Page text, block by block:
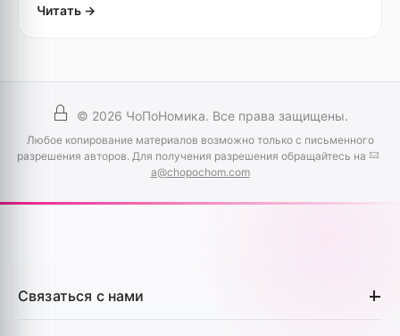
Читать →
© 2026 ЧоПоНомика. Все права защищены.
Любое копирование материалов возможно только с письменного
разрешения авторов. Для получения разрешения обращайтесь на
a@chopochom.com
Связаться с нами